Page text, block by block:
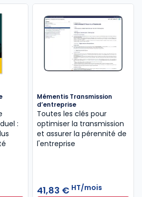
:
Mémentis Transmission
d’entreprise
Toutes les clés pour
optimiser la transmission
et assurer la pérennité de
l'entreprise
41,83 € HT/mois